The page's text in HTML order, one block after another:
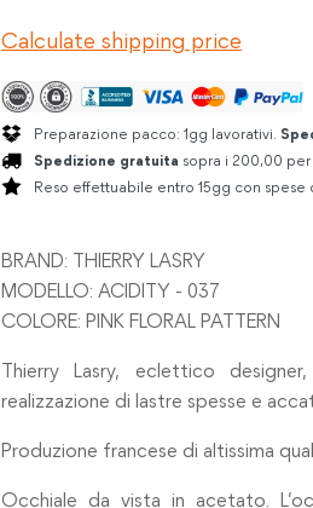
FLORAL
quantità
Calculate shipping price
Preparazione pacco: 1gg lavorativi.
Spedizione gratuita sopra i 200,00 per
Reso effettuabile entro 15gg con
BRAND: THIERRY LASRY
MODELLO: ACIDITY - 037
COLORE: PINK FLORAL PATTERN
Thierry Lasry, eclettico
realizzazione di lastre spesse e
Produzione francese di altissima
Occhiale da vista in acetato.